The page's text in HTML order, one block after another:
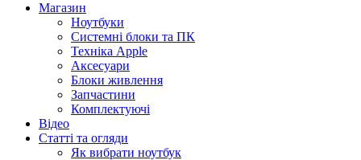
Магазин
Ноутбуки
Системні блоки та ПК
Техніка Apple
Аксесуари
Блоки живлення
Запчастини
Комплектуючі
Відео
Статті та огляди
Як вибрати ноутбук